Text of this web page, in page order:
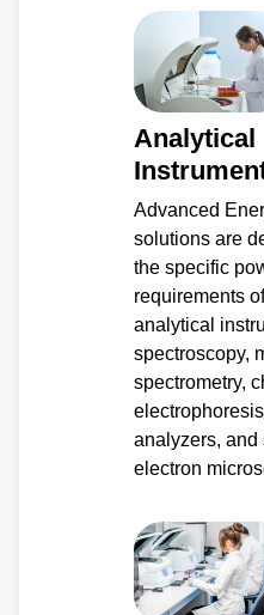
Analytical
Advanced
solutions are
the specific
requirements
analytical
spectroscopy,
spectrometry,
analyzers, and
electron